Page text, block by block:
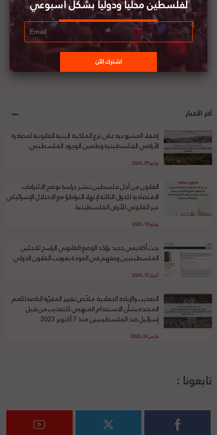
آخر الأخبار
إضفاء المشروعية على نزع الملكية: البنية القانونية لمصادرة
الأراضي الفلسطينية وطمس الوجود الفلسطيني
يوليو 29, 2026
القانون من أجل فلسطين تنشر دراسة توضح الالتزامات
الاقتصادية للدول الثالثة لإنهاء التواطؤ مع الاحتلال الإسرائيلي
غير القانوني للأرض الفلسطينية
يوليو 18, 2026
بحث أكاديمي جديد يؤكد الوضع القانوني الراسخ للاجئين
الفلسطينيين وحقهم في العودة بموجب القانون الدولي
أبريل 15, 2026
التعذيب والإبادة الجماعية: ملخّص تقرير المقرّرة الخاصة للأمم
المتحدة بشأن الاستخدام المنهجي للتعذيب من قبل
إسرائيل ضد الفلسطينيين منذ 7 أكتوبر 2023
مارس 24, 2026
تابعونا :
لفلسطين محليا ودوليا بشكل أسبوعي